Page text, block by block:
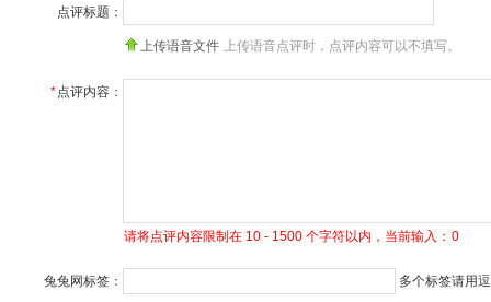
点评标题：
上传语音文件 上传语音点评时，点评内容可以不填写。
*点评内容：
请将点评内容限制在 10 - 1500 个字符以内，当前输入： 0
兔兔网标签： 多个标签请用